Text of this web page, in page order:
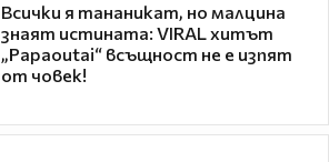
Всички я тананикат, но малцина
знаят истината: VIRAL хитът
„Papaoutai“ всъщност не е изпят
от човек!